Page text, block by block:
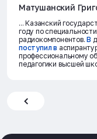
Матушанский
... Казанский
году по
радиокомпонентов.В
поступил в
профессиональному
педагогики высшей